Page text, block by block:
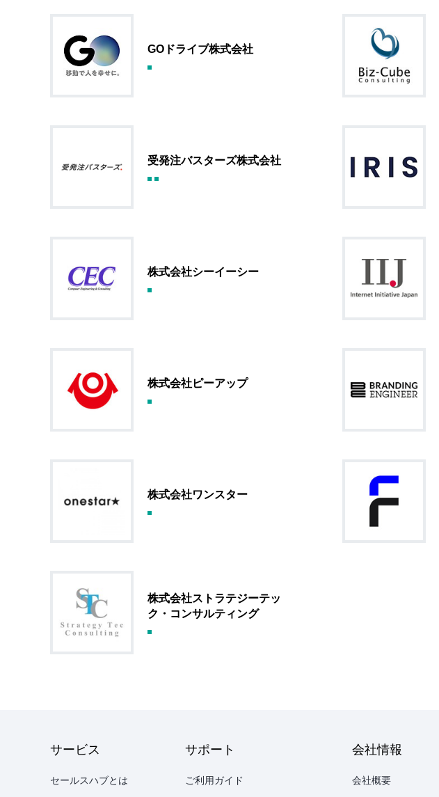
GOドライブ株式会社
受発注バスターズ株式会社
株式会社シーイーシー
株式会社ピーアップ
株式会社ワンスター
株式会社ストラテジーテッ
ク・コンサルティング
サービス
セールスハブとは
サポート
ご利用ガイド
会社情報
会社概要